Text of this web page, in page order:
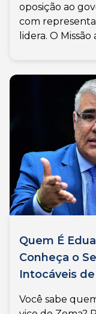
oposição ao
com
lidera. O
Quem É
Conheça o
Intocáveis
Você sabe